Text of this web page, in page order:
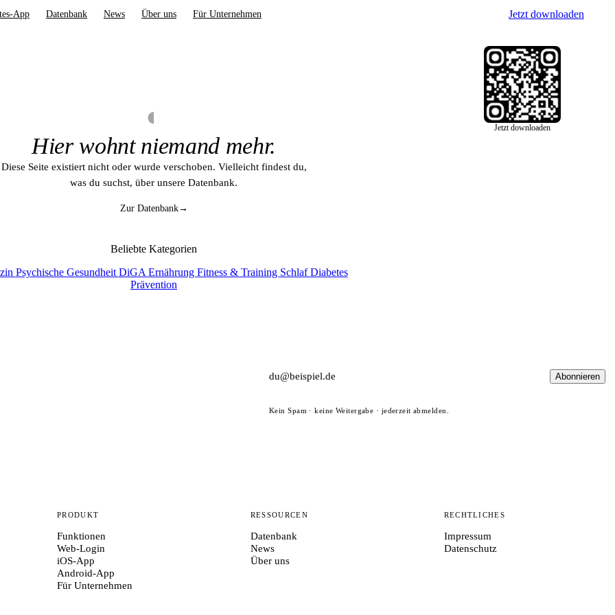
App Datenbank News Über uns Für Unternehmen
Jetzt downloaden
Jetzt downloaden
◐
Hier wohnt niemand mehr.
Diese Seite existiert nicht oder wurde verschoben. Vielleicht findest du,
was du suchst, über unsere Datenbank.
Zur Datenbank→
Beliebte Kategorien
Psychische Gesundheit DiGA Ernährung Fitness & Training SchlafDiabetes
Prävention
Abonnieren
Kein Spam · keine Weitergabe · jederzeit abmelden.
PRODUKT
Funktionen
Web-Login
iOS-App
Android-App
Für Unternehmen
RESSOURCEN
Datenbank
News
Über uns
RECHTLICHES
Impressum
Datenschutz